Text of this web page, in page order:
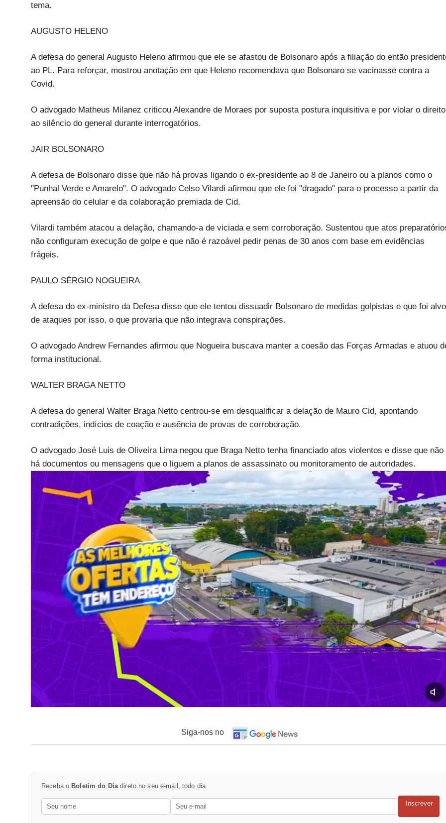
tema.
AUGUSTO HELENO
A defesa do general Augusto Heleno afirmou que ele se afastou de Bolsonaro após a filiação do então
ao PL. Para reforçar, mostrou anotação em que Heleno recomendava que Bolsonaro se vacinasse contra a
Covid.
O advogado Matheus Milanez criticou Alexandre de Moraes por suposta postura inquisitiva e por violar o direito
ao silêncio do general durante interrogatórios.
JAIR BOLSONARO
A defesa de Bolsonaro disse que não há provas ligando o ex-presidente ao 8 de Janeiro ou a planos como o
"Punhal Verde e Amarelo". O advogado Celso Vilardi afirmou que ele foi "dragado" para o processo a partir da
apreensão do celular e da colaboração premiada de Cid.
Vilardi também atacou a delação, chamando-a de viciada e sem corroboração. Sustentou que atos
não configuram execução de golpe e que não é razoável pedir penas de 30 anos com base em evidências
frágeis.
PAULO SÉRGIO NOGUEIRA
A defesa do ex-ministro da Defesa disse que ele tentou dissuadir Bolsonaro de medidas golpistas e que foi alvo
de ataques por isso, o que provaria que não integrava conspirações.
O advogado Andrew Fernandes afirmou que Nogueira buscava manter a coesão das Forças Armadas e atuou
forma institucional.
WALTER BRAGA NETTO
A defesa do general Walter Braga Netto centrou-se em desqualificar a delação de Mauro Cid, apontando
contradições, indícios de coação e ausência de provas de corroboração.
O advogado José Luis de Oliveira Lima negou que Braga Netto tenha financiado atos violentos e disse que não
há documentos ou mensagens que o liguem a planos de assassinato ou monitoramento de autoridades.
Siga-nos no
Receba o Boletim do Diadireto no seu e-mail, todo dia.
Inscrever